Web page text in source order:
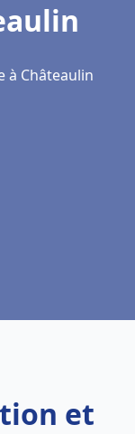
à Châteaulin
et